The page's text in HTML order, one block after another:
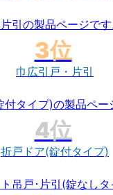
巾広引戸・片引
折戸ドア(錠付タイプ)